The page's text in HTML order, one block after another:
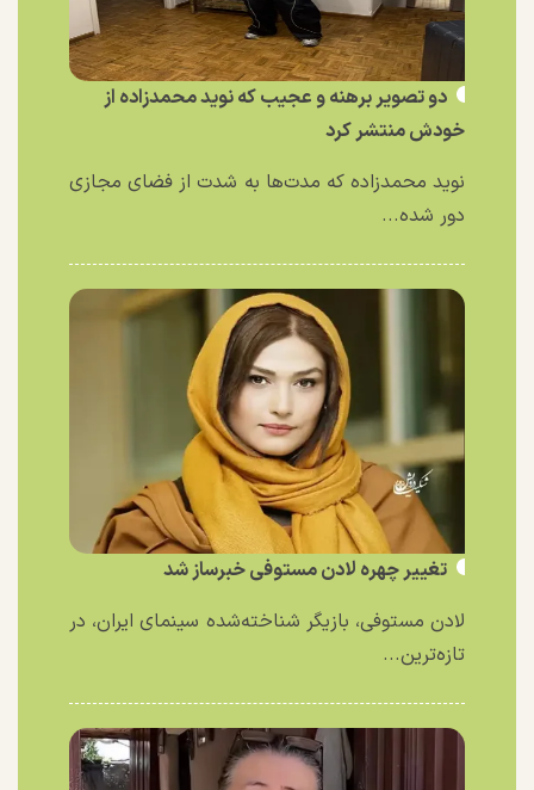
دو تصویر برهنه و عجیب که نوید محمدزاده از
خودش منتشر کرد
نوید محمدزاده که مدت‌ها به شدت از فضای مجازی
دور شده...
تغییر چهره لادن مستوفی خبرساز شد
لادن مستوفی، بازیگر شناخته‌شده سینمای ایران، در
تازه‌ترین...